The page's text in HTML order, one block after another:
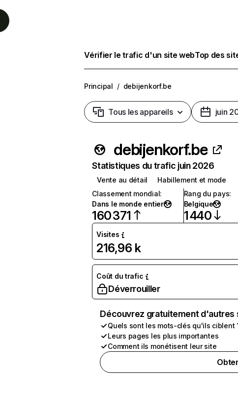
Vérifier le trafic d'un site webTop des
Principal / debijenkorf.be
Tous les appareils juin
debijenkorf.be
Statistiques du trafic juin 2026
Vente au détail
Habillement et mode
Classement mondial:
Dans le monde entier
160 371
Rang du pays:
Belgique
1 440
Visites
216,96 k
Coût du trafic
Déverrouiller
Découvrez gratuitement
Quels sont les mots-clés qu'ils ciblent
Leurs pages les plus importantes
Comment ils monétisent leur site